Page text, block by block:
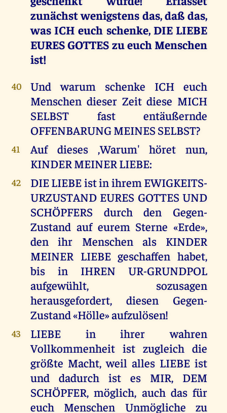
zunächst wenigstens das, daß das,
was ICH euch schenke, DIE LIEBE
EURES GOTTES zu euch Menschen
ist!
40
Und warum schenke ICH euch
Menschen dieser Zeit diese MICH
SELBST fast entäußernde
OFFENBARUNG MEINES SELBST?
41
Auf dieses ,Warum' höret nun,
KINDER MEINER LIEBE:
42
DIE LIEBE ist in ihrem EWIGKEITS-
URZUSTAND EURES GOTTES UND
SCHÖPFERS durch den Gegen-
Zustand auf eurem Sterne «Erde»,
den ihr Menschen als KINDER
MEINER LIEBE geschaffen habet,
bis in IHREN UR-GRUNDPOL
aufgewühlt, sozusagen
herausgefordert, diesen Gegen-
Zustand «Hölle» aufzulösen!
43
LIEBE in ihrer wahren
Vollkommenheit ist zugleich die
größte Macht, weil alles LIEBE ist
und dadurch ist es MIR, DEM
SCHÖPFER, möglich, auch das für
euch Menschen Unmögliche zu